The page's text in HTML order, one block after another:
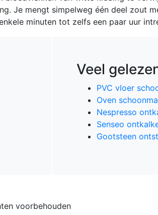
Je mengt simpelweg één deel zout
minuten tot zelfs een paar uur
Veel
PVC vloer
Oven
Nespresso
Senseo
Gootsteen
voorbehouden